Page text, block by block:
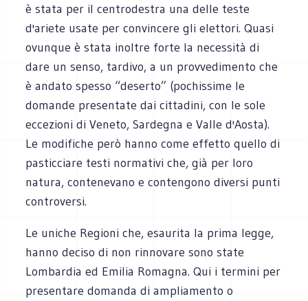
è stata per il centrodestra una delle teste
d'ariete usate per convincere gli elettori. Quasi
ovunque è stata inoltre forte la necessità di
dare un senso, tardivo, a un provvedimento che
è andato spesso “deserto” (pochissime le
domande presentate dai cittadini, con le sole
eccezioni di Veneto, Sardegna e Valle d'Aosta).
Le modifiche però hanno come effetto quello di
pasticciare testi normativi che, già per loro
natura, contenevano e contengono diversi punti
controversi.
Le uniche Regioni che, esaurita la prima legge,
hanno deciso di non rinnovare sono state
Lombardia ed Emilia Romagna. Qui i termini per
presentare domanda di ampliamento o